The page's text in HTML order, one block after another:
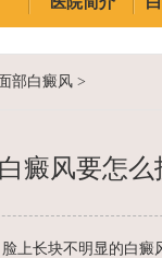
医院简介
部白癜风 >
癜风要怎么